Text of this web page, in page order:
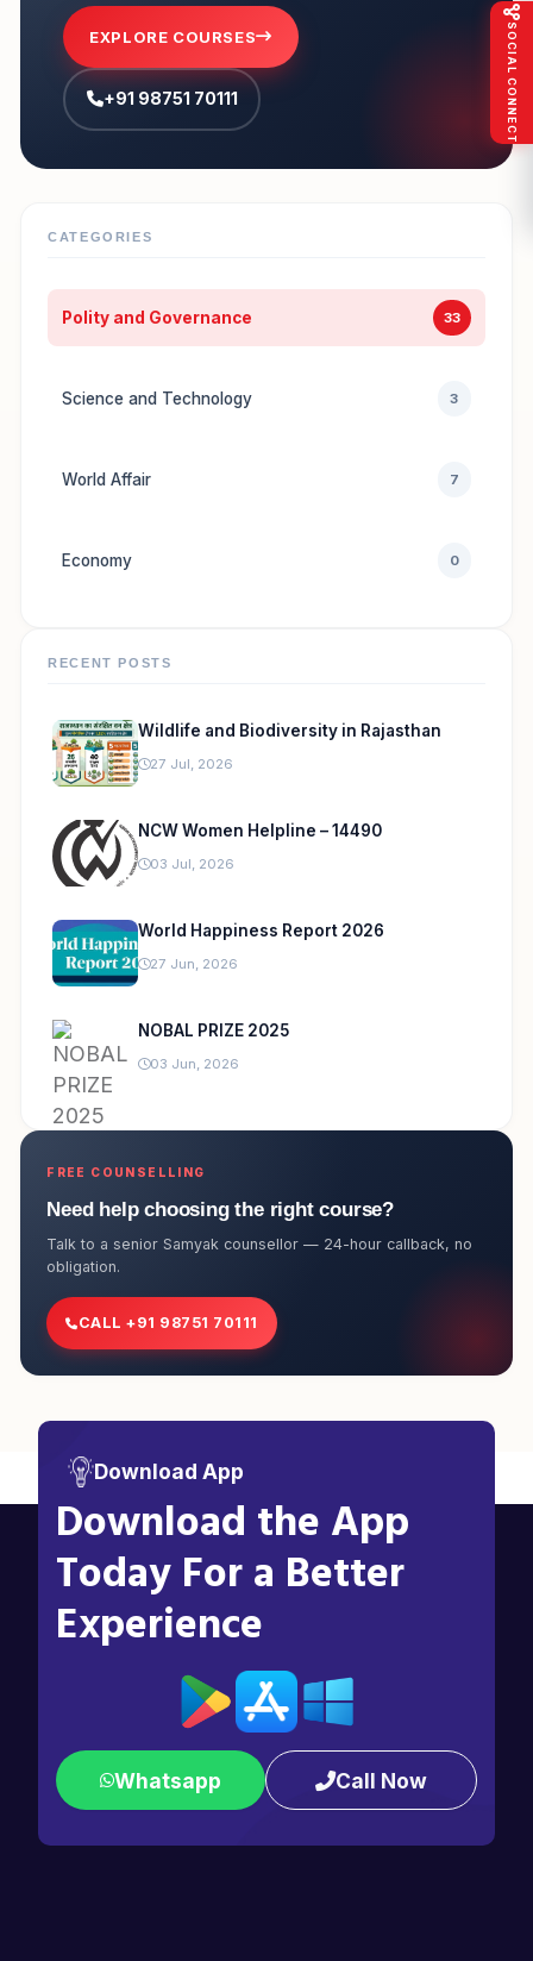
EXPLORE COURSES
+91 98751 70111
CATEGORIES
Polity and Governance 33
Science and Technology 3
World Affair 7
Economy 0
RECENT POSTS
Wildlife and Biodiversity in Rajasthan
27 Jul, 2026
NCW Women Helpline – 14490
03 Jul, 2026
World Happiness Report 2026
27 Jun, 2026
NOBAL PRIZE 2025
03 Jun, 2026
FREE COUNSELLING
Need help choosing the right course?
Talk to a senior Samyak counsellor — 24-hour callback, no
obligation.
CALL +91 98751 70111
Download App
Download the App
Today For a Better
Experience
Whatsapp Call Now
SOCIAL CONNECT